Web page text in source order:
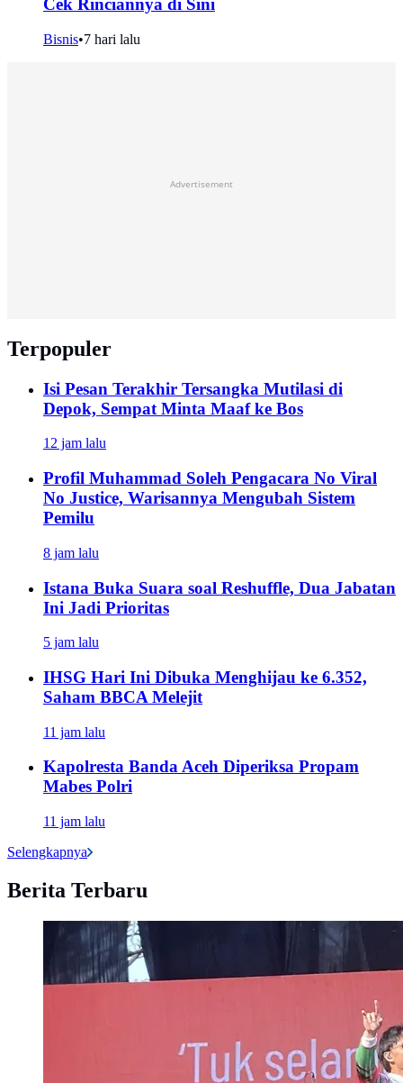
Cek Rinciannya di Sini
Bisnis•7 hari lalu
Advertisement
Terpopuler
Isi Pesan Terakhir Tersangka Mutilasi di
Depok, Sempat Minta Maaf ke Bos
12 jam lalu
Profil Muhammad Soleh Pengacara No Viral
No Justice, Warisannya Mengubah Sistem
Pemilu
8 jam lalu
Istana Buka Suara soal Reshuffle, Dua Jabatan
Ini Jadi Prioritas
5 jam lalu
IHSG Hari Ini Dibuka Menghijau ke 6.352,
Saham BBCA Melejit
11 jam lalu
Kapolresta Banda Aceh Diperiksa Propam
Mabes Polri
11 jam lalu
Selengkapnya
Berita Terbaru